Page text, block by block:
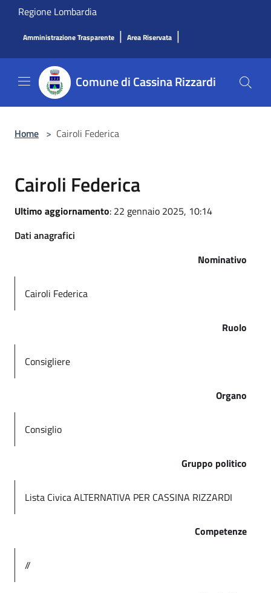
Salta al contenuto principale
Regione Lombardia
Amministrazione Trasparente | Area Riservata |
Comune di Cassina Rizzardi
Home > Cairoli Federica
Cairoli Federica
Ultimo aggiornamento: 22 gennaio 2025, 10:14
Dati anagrafici
Nominativo
Cairoli Federica
Ruolo
Consigliere
Organo
Consiglio
Gruppo politico
Lista Civica ALTERNATIVA PER CASSINA RIZZARDI
Competenze
//